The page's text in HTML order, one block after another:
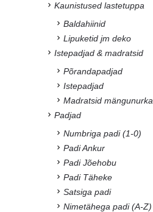
Kaunistused lastetuppa
Baldahiinid
Lipuketid jm deko
Istepadjad & madratsid
Põrandapadjad
Istepadjad
Madratsid mängunurka
Padjad
Numbriga padi (1-0)
Padi Ankur
Padi Jõehobu
Padi Täheke
Satsiga padi
Nimetähega padi (A-Z)